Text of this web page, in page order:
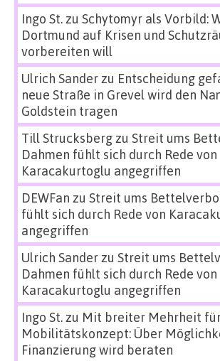
Ingo St.zu Schytomyr als Vorbild:
Dortmund auf Krisen und
vorbereiten will
Ulrich Sanderzu Entscheidung
neue Straße in Grevel wird den
Goldstein tragen
Till Strucksbergzu Streit ums
Dahmen fühlt sich durch Rede von
Karacakurtoglu angegriffen
DEWFan zu Streit ums
fühlt sich durch Rede von
angegriffen
Ulrich Sanderzu Streit ums
Dahmen fühlt sich durch Rede von
Karacakurtoglu angegriffen
Ingo St.zu Mit breiter Mehrheit
Mobilitätskonzept: Über
Finanzierung wird beraten